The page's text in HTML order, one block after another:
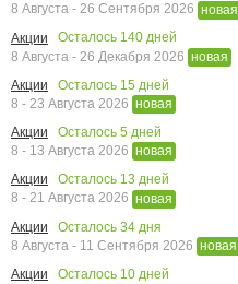
8 Августа - 26 Сентября 2026 новая
Акции
Осталось 140 дней
8 Августа - 26 Декабря 2026 новая
Акции
Осталось 15 дней
8 - 23 Августа 2026 новая
Акции
Осталось 5 дней
8 - 13 Августа 2026 новая
Акции
Осталось 13 дней
8 - 21 Августа 2026 новая
Акции
Осталось 34 дня
8 Августа - 11 Сентября 2026 новая
Акции
Осталось 10 дней